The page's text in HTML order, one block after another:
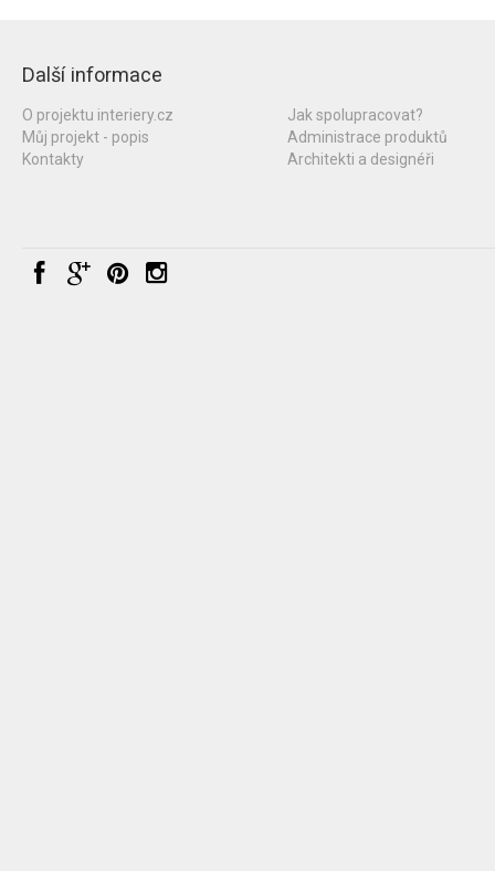
Další informace
O projektu interiery.cz
Můj projekt - popis
Kontakty
Jak spolupracovat?
Administrace produktů
Architekti a designéři